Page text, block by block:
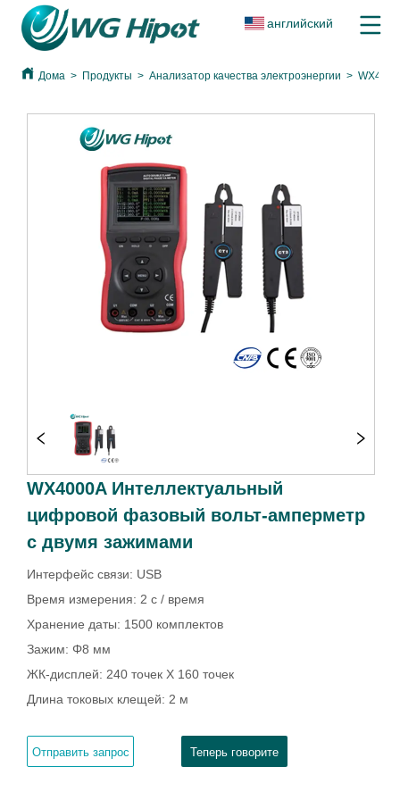
английский
Дома > Продукты > Анализатор качества электроэнергии >
WX4000A Интеллектуальный
цифровой фазовый вольт-амперметр
с двумя зажимами
Отправить запрос Теперь говорите